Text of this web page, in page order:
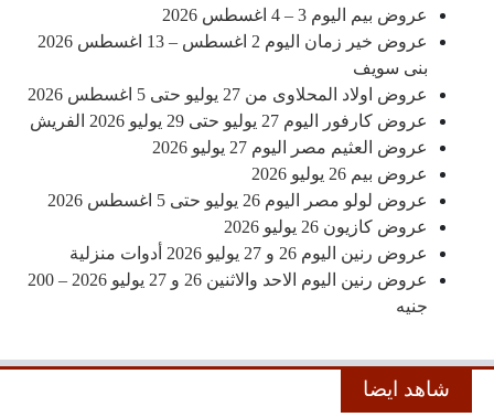
عروض بيم اليوم 3 – 4 اغسطس 2026
عروض خير زمان اليوم 2 اغسطس – 13 اغسطس 2026
بنى سويف
عروض اولاد المحلاوى من 27 يوليو حتى 5 اغسطس 2026
عروض كارفور اليوم 27 يوليو حتى 29 يوليو 2026 الفريش
عروض العثيم مصر اليوم 27 يوليو 2026
عروض بيم 26 يوليو 2026
عروض لولو مصر اليوم 26 يوليو حتى 5 اغسطس 2026
عروض كازيون 26 يوليو 2026
عروض رنين اليوم 26 و 27 يوليو 2026 أدوات منزلية
عروض رنين اليوم الاحد والاثنين 26 و 27 يوليو 2026 – 200
جنيه
شاهد ايضا